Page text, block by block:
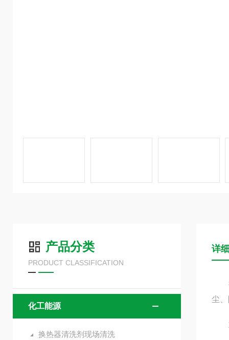
产品分类
PRODUCT CLASSIFICATION
化工能源
换热器清洗剂现场清洗
详
抑
尘
1